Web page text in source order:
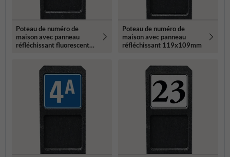
Poteau de numéro de
maison avec panneau
réfléchissant fluorescent
Poteau de numéro de
maison avec panneau
réfléchissant 119x109mm